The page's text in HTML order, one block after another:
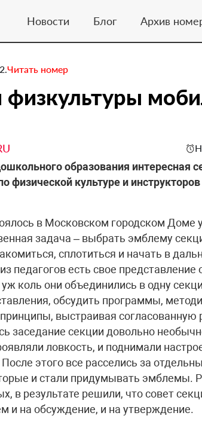
Новости Блог Архив
Читать номер
физкультуры
образования интересная
физической культуре и инструкторов
в Московском городском Доме
задача – выбрать эмблему
сплотиться и начать в
педагогов есть свое представление
коль они объединились в одну
обсудить программы,
выстраивая согласованную
заседание секции довольно
ловкость, и поднимали
этого все расселись за
и стали придумывать эмблемы.
в результате решили, что совет
и на обсуждение, и на утверждение.